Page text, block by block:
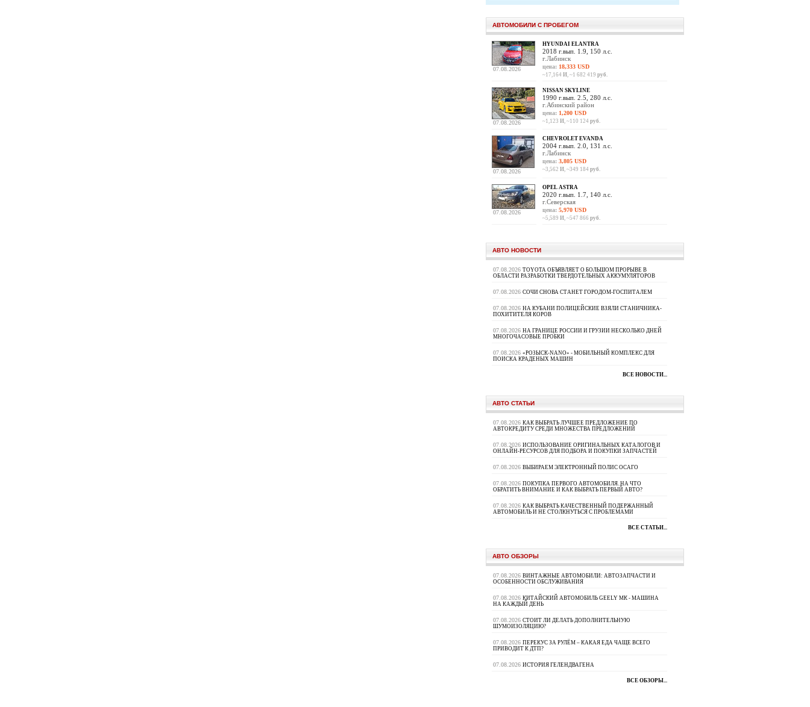
АВТОМОБИЛИ С ПРОБЕГОМ
07.08.2026
HYUNDAI ELANTRA
2018 г.вып. 1.9, 150 л.с.
г.Лабинск
цена: 18,333 USD
~17,164 И, ~1 682 419 руб.
07.08.2026
NISSAN SKYLINE
1990 г.вып. 2.5, 280 л.с.
г.Абинский район
цена: 1,200 USD
~1,123 И, ~110 124 руб.
07.08.2026
CHEVROLET EVANDA
2004 г.вып. 2.0, 131 л.с.
г.Лабинск
цена: 3,805 USD
~3,562 И, ~349 184 руб.
07.08.2026
OPEL ASTRA
2020 г.вып. 1.7, 140 л.с.
г.Северская
цена: 5,970 USD
~5,589 И, ~547 866 руб.
АВТО НОВОСТИ
07.08.2026 TOYOTA ОБЪЯВЛЯЕТ О БОЛЬШОМ ПРОРЫВЕ В
ОБЛАСТИ РАЗРАБОТКИ ТВЕРДОТЕЛЬНЫХ АККУМУЛЯТОРОВ
07.08.2026 СОЧИ СНОВА СТАНЕТ ГОРОДОМ-ГОСПИТАЛЕМ
07.08.2026 НА КУБАНИ ПОЛИЦЕЙСКИЕ ВЗЯЛИ СТАНИЧНИКА-
ПОХИТИТЕЛЯ КОРОВ
07.08.2026 НА ГРАНИЦЕ РОССИИ И ГРУЗИИ НЕСКОЛЬКО ДНЕЙ
МНОГОЧАСОВЫЕ ПРОБКИ
07.08.2026 «РОЗЫСК-NANO» - МОБИЛЬНЫЙ КОМПЛЕКС ДЛЯ
ПОИСКА КРАДЕНЫХ МАШИН
ВСЕ НОВОСТИ...
АВТО СТАТЬИ
07.08.2026 КАК ВЫБРАТЬ ЛУЧШЕЕ ПРЕДЛОЖЕНИЕ ПО
АВТОКРЕДИТУ СРЕДИ МНОЖЕСТВА ПРЕДЛОЖЕНИЙ
07.08.2026 ИСПОЛЬЗОВАНИЕ ОРИГИНАЛЬНЫХ КАТАЛОГОВ И
ОНЛАЙН-РЕСУРСОВ ДЛЯ ПОДБОРА И ПОКУПКИ ЗАПЧАСТЕЙ
07.08.2026 ВЫБИРАЕМ ЭЛЕКТРОННЫЙ ПОЛИС ОСАГО
07.08.2026 ПОКУПКА ПЕРВОГО АВТОМОБИЛЯ. НА ЧТО
ОБРАТИТЬ ВНИМАНИЕ И КАК ВЫБРАТЬ ПЕРВЫЙ АВТО?
07.08.2026 КАК ВЫБРАТЬ КАЧЕСТВЕННЫЙ ПОДЕРЖАННЫЙ
АВТОМОБИЛЬ И НЕ СТОЛКНУТЬСЯ С ПРОБЛЕМАМИ
ВСЕ СТАТЬИ...
АВТО ОБЗОРЫ
07.08.2026 ВИНТАЖНЫЕ АВТОМОБИЛИ: АВТОЗАПЧАСТИ И
ОСОБЕННОСТИ ОБСЛУЖИВАНИЯ
07.08.2026 КИТАЙСКИЙ АВТОМОБИЛЬ GEELY МК - МАШИНА
НА КАЖДЫЙ ДЕНЬ
07.08.2026 СТОИТ ЛИ ДЕЛАТЬ ДОПОЛНИТЕЛЬНУЮ
ШУМОИЗОЛЯЦИЮ?
07.08.2026 ПЕРЕКУС ЗА РУЛЁМ – КАКАЯ ЕДА ЧАЩЕ ВСЕГО
ПРИВОДИТ К ДТП?
07.08.2026 ИСТОРИЯ ГЕЛЕНДВАГЕНА
ВСЕ ОБЗОРЫ...